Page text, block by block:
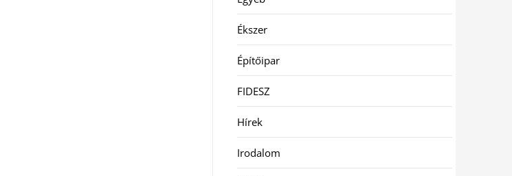
Ékszer
Építőipar
FIDESZ
Hírek
Irodalom